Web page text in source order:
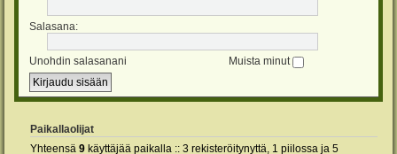
Salasana:
Unohdin salasanani Muista minut
Paikallaolijat
Yhteensä 9 käyttäjää paikalla :: 3 rekisteröitynyttä, 1 piilossa ja 5